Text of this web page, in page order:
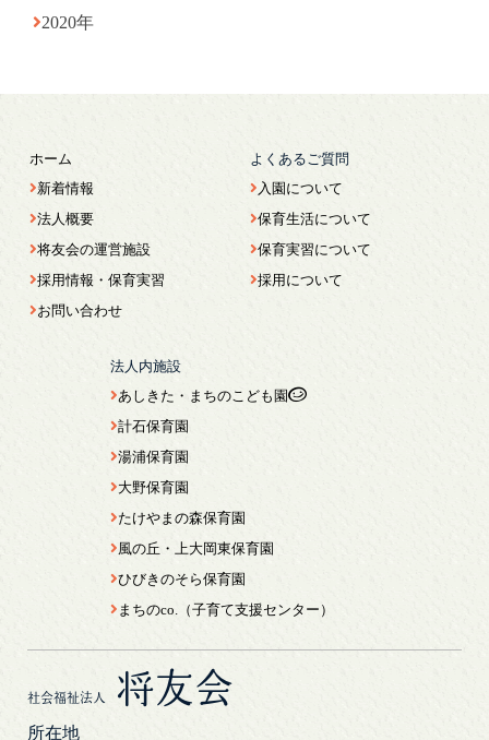
2020年
社会福祉法人 将友会
所在地
ホーム
新着情報
法人概要
将友会の運営施設
採用情報・保育実習
お問い合わせ
よくあるご質問
入園について
保育生活について
保育実習について
採用について
法人内施設
あしきた・まちのこども園
計石保育園
湯浦保育園
大野保育園
たけやまの森保育園
風の丘・上大岡東保育園
ひびきのそら保育園
まちのco.（子育て支援センター）